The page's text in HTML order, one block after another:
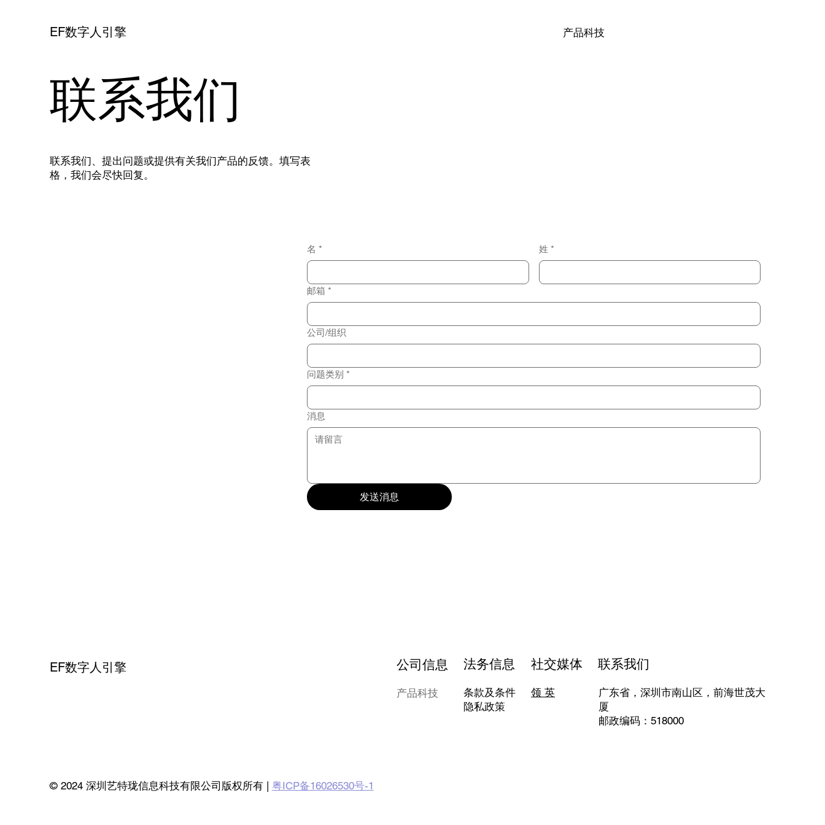
EF数字人引擎 产品科技
​联系我们
联系我们、提出问题或提供有关我们产品的反馈。填写表
格，我们会尽快回复。
名 * 姓 *
邮箱 *
公司/组织
问题类别 *
消息
发送消息
EF数字人引擎 公司信息
产品科技
法务信息
条款及条件
隐私政策
社交媒体
领 英
联系我们
广东省，深圳市南山区，前海世茂大
厦
​邮政编码：518000
© 2024 深圳艺特珑信息科技有限公司版权所有 | 粤ICP备16026530号-1